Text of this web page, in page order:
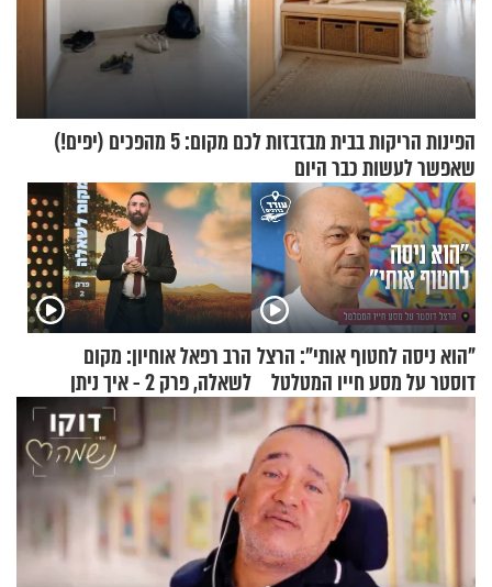
הפינות הריקות בבית מבזבזות לכם מקום: 5 מהפכים (יפים!)
שאפשר לעשות כבר היום
"הוא ניסה לחטוף אותי": הרצל
דוסטר על מסע חייו המטלטל
הרב רפאל אוחיון: מקום
לשאלה, פרק 2 - איך ניתן
להוכיח שהתורה משמיים?